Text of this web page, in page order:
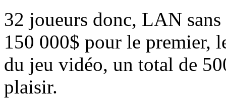
32 joueurs donc, LAN
150 000$ pour le premier,
du jeu vidéo, un total de
plaisir.